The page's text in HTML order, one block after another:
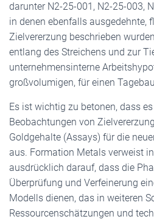
darunter N2-25-001, N2-25-003,
in denen ebenfalls ausgedehnte,
Zielvererzung beschrieben
entlang des Streichens und zur
unternehmensinterne
großvolumigen, für einen
Es ist wichtig zu betonen, dass
Beobachtungen von
Goldgehalte (Assays) für die
aus. Formation Metals verweist
ausdrücklich darauf, dass die
Überprüfung und Verfeinerung
Modells dienen, das in weiteren
Ressourcenschätzungen und